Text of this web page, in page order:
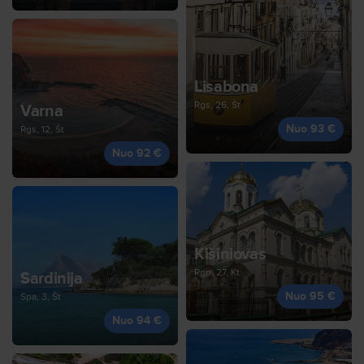
Varna
Rgs, 12, Št
Nuo 92 €
Lisabona
Rgs, 26, Št
Nuo 93 €
Sardinija
Spa, 3, Št
Nuo 94 €
Kišiniovas
Rgp, 27, Kt
Nuo 95 €